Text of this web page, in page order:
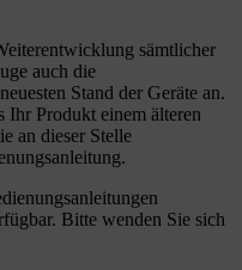
sämtlicher
auch die
Stand der Geräte an.
Ihr Produkt einem älteren
an dieser Stelle
Bitte wenden Sie sich